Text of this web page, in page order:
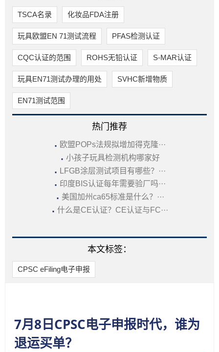
TSCA名录 化妆品FDA注册
玩具欧盟EN 71测试流程 PFAS检测认证
CQC认证的范围 ROHS无铅认证 S-MAR认证
玩具EN71测试办理的用处 SVHC新增物质
EN71测试范围
热门推荐
· 欧盟POPs法规拟增加得克隆···
· 小孩子玩具检测机构哪家好
· LFGB涂层测试项目有哪些？···
· 印度BIS认证每年需要验厂吗···
· 美国加州ca65标准是什么？···
· 什么是CE认证？CE认证与FC···
本文标签：
CPSC eFiling电子申报
7月8日CPSC电子申报时代，谁为
退运买单？